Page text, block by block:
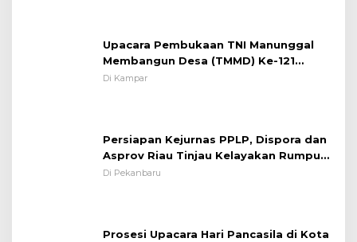
Upacara Pembukaan TNI Manunggal
Membangun Desa (TMMD) Ke-121
Kodim 0313/KPR Tahun 2024) ?
Di Kampar
Persiapan Kejurnas PPLP, Dispora dan
Asprov Riau Tinjau Kelayakan Rumput
Lapangan Sepakbola
Di Pekanbaru
Prosesi Upacara Hari Pancasila di Kota